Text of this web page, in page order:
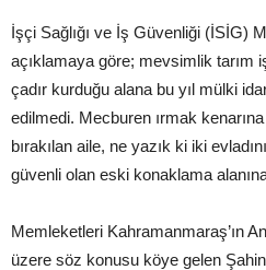
İşçi Sağlığı ve İş Güvenliği (İSİG)
açıklamaya göre; mevsimlik tarım
çadır kurduğu alana bu yıl mülki
edilmedi. Mecburen ırmak
bırakılan aile, ne yazık ki iki
güvenli olan eski konaklama
Memleketleri Kahramanmaraş’ın
üzere söz konusu köye gelen